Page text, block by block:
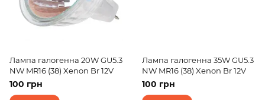
Лампа галогенна 20W GU5.3
NW MR16 (38) Xenon Br 12V
100 грн
Лампа галогенна 35W GU5.3
NW MR16 (38) Xenon Br 12V
100 грн